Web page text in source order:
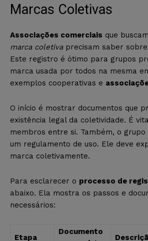
Marcas Coletivas
Associações comerciais que
marca coletivaprecisam saber sobre
Este registro é ótimo para grupos
marca usada por todos na mesma
exemplos cooperativas e
O início é mostrar documentos que
existência legal da coletividade. É
membros entre si. Também, o
um regulamento de uso. Ele deve
marca coletivamente.
Para esclarecer o processo de
abaixo. Ela mostra os passos e
necessários:
Etapa
Documento